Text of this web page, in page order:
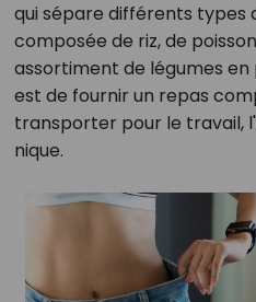
qui sépare différents types
composée de riz, de
assortiment de légumes en
est de fournir un repas
transporter pour le travail,
nique.